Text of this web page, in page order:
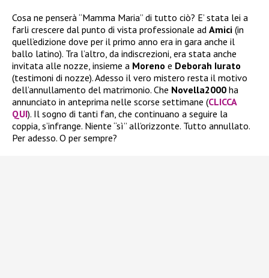
Cosa ne penserà “Mamma Maria” di tutto ciò? E’ stata lei a
farli crescere dal punto di vista professionale ad Amici (in
quell’edizione dove per il primo anno era in gara anche il
ballo latino). Tra l’altro, da indiscrezioni, era stata anche
invitata alle nozze, insieme a Moreno e Deborah Iurato
(testimoni di nozze). Adesso il vero mistero resta il motivo
dell’annullamento del matrimonio. Che Novella2000 ha
annunciato in anteprima nelle scorse settimane (CLICCA
QUI). Il sogno di tanti fan, che continuano a seguire la
coppia, s’infrange. Niente “sì” all’orizzonte. Tutto annullato.
Per adesso. O per sempre?